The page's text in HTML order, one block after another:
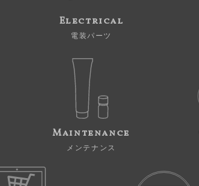
Electrical
電装パーツ
Maintenance
メンテナンス